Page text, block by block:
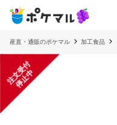
産直・通販のポケマル 加工食品
注
文
受
付
停
止
中